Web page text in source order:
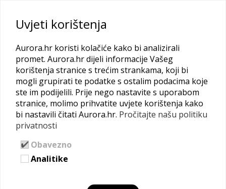
Uvjeti korištenja
Aurora.hr koristi kolačiće kako bi analizirali
promet. Aurora.hr dijeli informacije Vašeg
korištenja stranice s trećim strankama, koji bi
mogli grupirati te podatke s ostalim podacima koje
ste im podijelili. Prije nego nastavite s uporabom
stranice, molimo prihvatite uvjete korištenja kako
bi nastavili čitati Aurora.hr. Pročitajte našu politiku
privatnosti
Obavezno
Analitike
SEO